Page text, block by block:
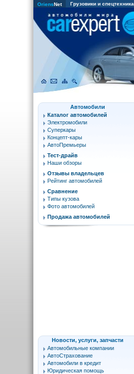
OriensNet Грузовики и спецтехника
Автомобили
Каталог автомобилей
Электромобили
Суперкары
Концепт-кары
АвтоПремьеры
Тест-драйв
Наши обзоры
Отзывы владельцев
Рейтинг автомобилей
Сравнение
Типы кузова
Фото автомобилей
Продажа автомобилей
Новости, услуги, запчасти
Автомобильные компании
АвтоСтрахование
Автомобили в кредит
Юридическая помощь